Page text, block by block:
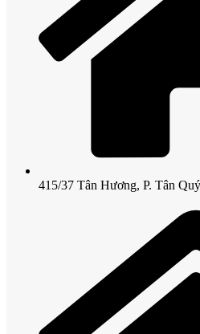
415/37 Tân Hương, P. Tân